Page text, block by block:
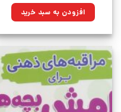
۱۱۵,۰۰۰تومان
بود.
افزودن به سبد خرید